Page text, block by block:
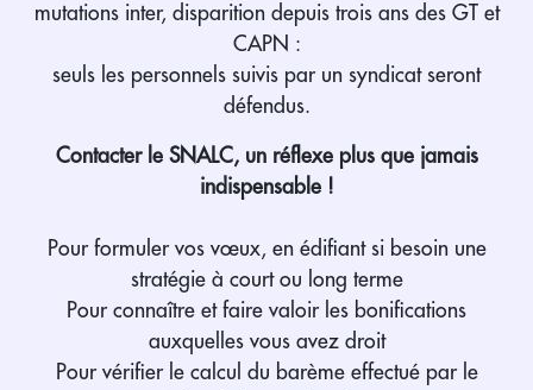
mutations inter, disparition depuis trois ans des GT et
CAPN :
seuls les personnels suivis par un syndicat seront
défendus.
Contacter le SNALC, un réflexe plus que jamais
indispensable !
Pour formuler vos vœux, en édifiant si besoin une
stratégie à court ou long terme
Pour connaître et faire valoir les bonifications
auxquelles vous avez droit
Pour vérifier le calcul du barème effectué par le